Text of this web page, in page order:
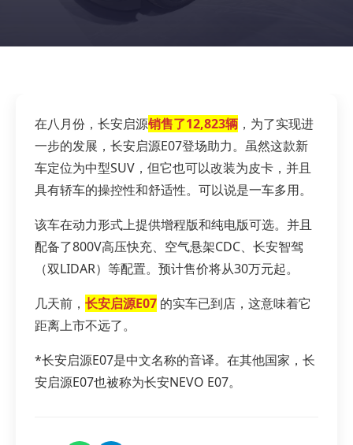
在八月份，长安启源销售了12,823辆 ，为了实现进
一步的发展，长安启源E07登场助力。虽然这款新
车定位为中型SUV，但它也可以改装为皮卡，并且
具有轿车的操控性和舒适性。可以说是一车多用。
该车在动力形式上提供增程版和纯电版可选。并且
配备了800V高压快充、空气悬架CDC、长安智驾
（双LIDAR）等配置。预计售价将从30万元起。
几天前， 长安启源E07 的实车已到店，这意味着它
距离上市不远了。
*长安启源E07是中文名称的音译。在其他国家，长
安启源E07也被称为长安NEVO E07。